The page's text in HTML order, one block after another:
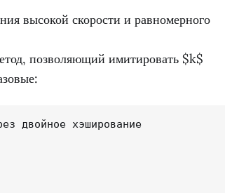
высокой скорости и равномерного
позволяющий имитировать $k$
двойное хэширование